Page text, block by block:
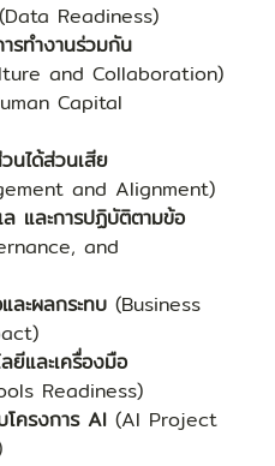
(Data Readiness)
รทำงานร่วมกัน
and Collaboration)
Capital
นได้ส่วนเสีย
and Alignment)
และการปฏิบัติตามข้อ
and
ละผลกระทบ (Business
ยีและเครื่องมือ
Readiness)
โครงการ AI (AI Project